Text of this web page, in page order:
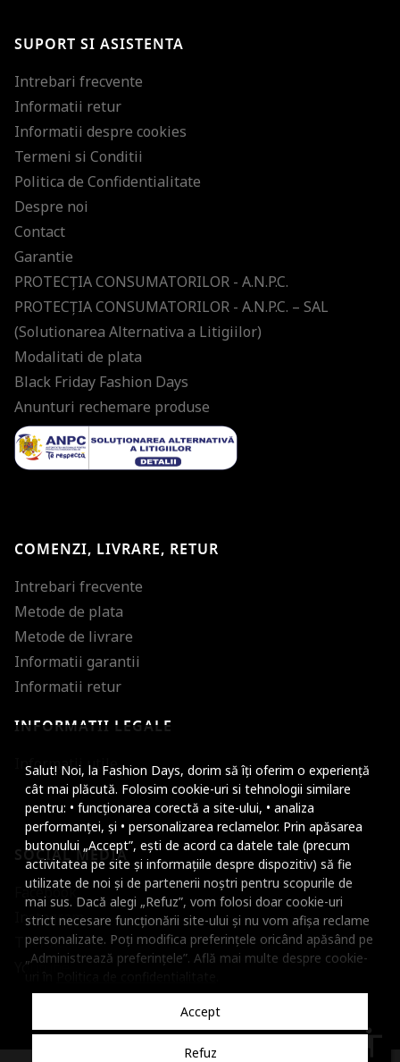
Salut! Noi, la Fashion Days, dorim să îți oferim o experiență
cât mai plăcută. Folosim cookie-uri si tehnologii similare
pentru: • funcționarea corectă a site-ului, • analiza
performanței, și • personalizarea reclamelor. Prin apăsarea
butonului „Accept”, ești de acord ca datele tale (precum
activitatea pe site și informațiile despre dispozitiv) să fie
utilizate de noi și de partenerii noștri pentru scopurile de
mai sus. Dacă alegi „Refuz”, vom folosi doar cookie-uri
strict necesare funcționării site-ului și nu vom afișa reclame
personalizate. Poți modifica preferințele oricând apăsând pe
„Administrează preferințele”. Află mai multe despre cookie-
Accept
Refuz
ultimele tendinte in moda!
SUPORT SI ASISTENTA
Intrebari frecvente
Informatii retur
Informatii despre cookies
Termeni si Conditii
Politica de Confidentialitate
Despre noi
Contact
Garantie
PROTECŢIA CONSUMATORILOR - A.N.P.C.
PROTECŢIA CONSUMATORILOR - A.N.P.C. – SAL
(Solutionarea Alternativa a Litigiilor)
Modalitati de plata
Black Friday Fashion Days
Anunturi rechemare produse
COMENZI, LIVRARE, RETUR
Intrebari frecvente
Metode de plata
Metode de livrare
Informatii garantii
Informatii retur
INFORMATII LEGALE
Informatii utile
SOCIAL MEDIA
Facebook
Instagram
TikTok
Youtube
accessibility
Micsoreaza
Mareste spatierea
Micsoreaza
Mareste inaltimea
Micsoreaza
Inverseaza culorile
Nuante de gri
Cursor mare